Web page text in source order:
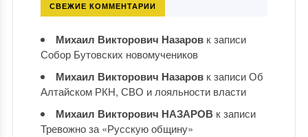
СВЕЖИЕ КОММЕНТАРИИ
Михаил Викторович Назаровк записи
Собор Бутовских новомучеников
Михаил Викторович Назаровк записиОб
Алтайском РКН, СВО и лояльности власти
Михаил Викторович НАЗАРОВ к записи
Тревожно за «Русскую общину»